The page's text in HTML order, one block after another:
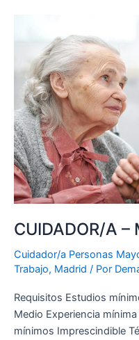
CUIDADOR/A –
Cuidador/a Personas
Trabajo, Madrid / Por
Requisitos Estudios
Medio Experiencia
mínimos Imprescindible
MADRID